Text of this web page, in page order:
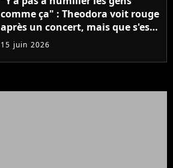
comme ça" : Theodora voit rouge
après un concert, mais que s'est-
il passé ?
15 juin 2026